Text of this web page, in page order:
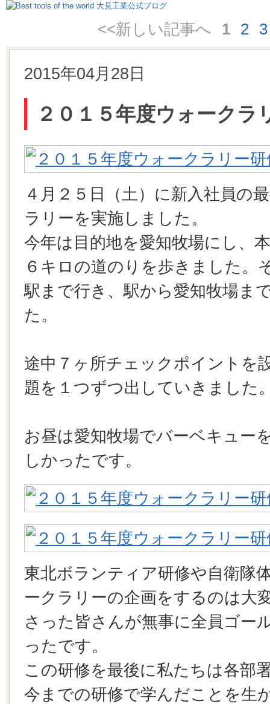
<<新しい記事へ 1 2 3
2015年04月28日
２０１５年度ウォークラ
４月２５日（土）に新入社員の
ラリーを実施しました。
今年は目的地を愛知牧場にし、
６キロの道のりを歩きました。
駅まで行き、駅から愛知牧場ま
た。
途中７ヶ所チェックポイントを
題を１つずつ出していきました
お昼は愛知牧場でバーベキュー
しかったです。
東北ボランティア研修や自衛隊
ークラリーの企画をするのは大
さった皆さんが無事に全員ゴー
ったです。
この研修を最後に私たちは各部
今までの研修で学んだことを生